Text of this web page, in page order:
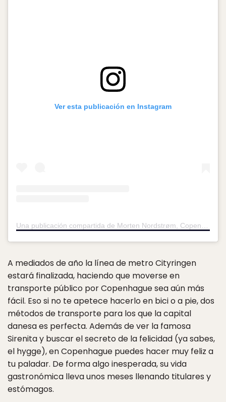
Ver esta publicación en Instagram
A mediados de año la línea de metro Cityringen
estará finalizada, haciendo que moverse en
transporte público por Copenhague sea aún más
fácil. Eso si no te apetece hacerlo en bici o a pie, dos
métodos de transporte para los que la capital
danesa es perfecta. Además de ver la famosa
Sirenita y buscar el secreto de la felicidad (ya sabes,
el hygge), en Copenhague puedes hacer muy feliz a
tu paladar. De forma algo inesperada, su vida
gastronómica lleva unos meses llenando titulares y
estómagos.